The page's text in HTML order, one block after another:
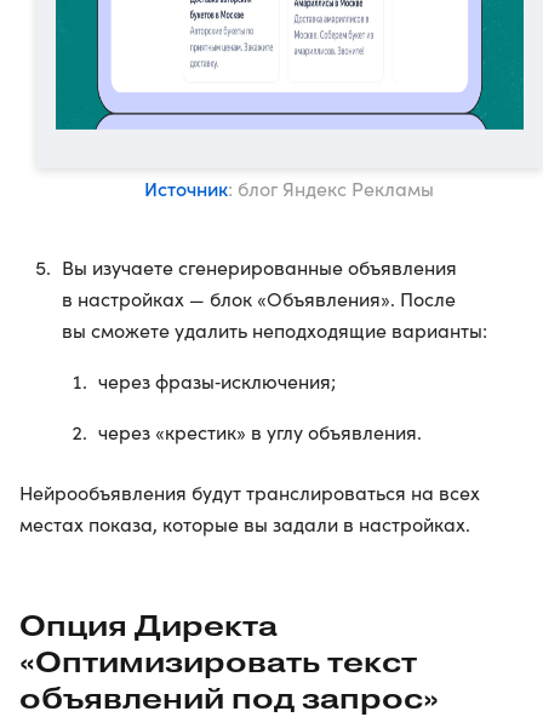
Источник: блог Яндекс Рекламы
Вы изучаете сгенерированные объявления
в настройках — блок «Объявления». После
вы сможете удалить неподходящие варианты:
через фразы‑исключения;
через «крестик» в углу объявления.
Нейрообъявления будут транслироваться на всех
местах показа, которые вы задали в настройках.
Опция Директа
«Оптимизировать текст
объявлений под запрос»